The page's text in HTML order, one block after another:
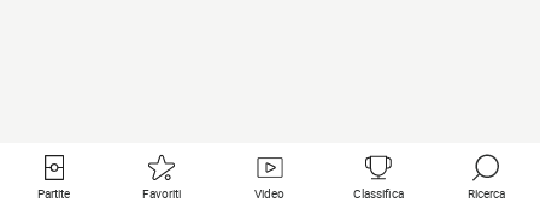
Partite Favoriti Video Classifica Ricerca